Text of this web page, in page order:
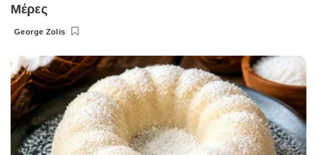
Μέρες
Posted
George Zolis